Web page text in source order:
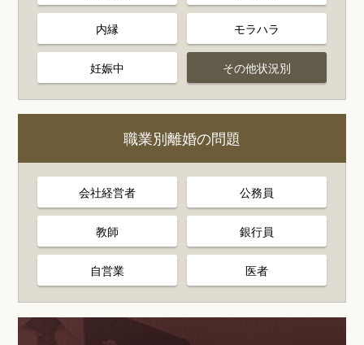
内縁 モラハラ
妊娠中 その他状況別
職業別離婚の問題
会社経営者 公務員
教師 銀行員
自営業 医者